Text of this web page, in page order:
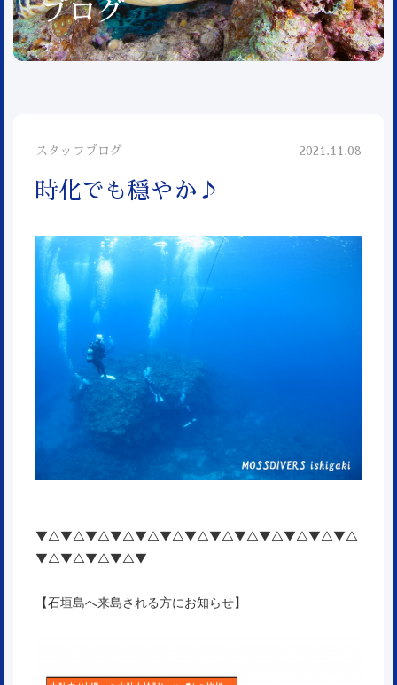
ブログ
スタッフブログ 2021.11.08
時化でも穏やか♪
▼△▼△▼△▼△▼△▼△▼△▼△▼△▼△▼△▼△▼△
▼△▼△▼△▼△▼
【石垣島へ来島される方にお知らせ】